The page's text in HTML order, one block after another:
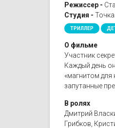
Режиссер -
Студия - Точка
ТРИЛЛЕР
О фильме
Участник
Каждый день
«магнитом для
запутанные
В ролях
Дмитрий
Грибков,